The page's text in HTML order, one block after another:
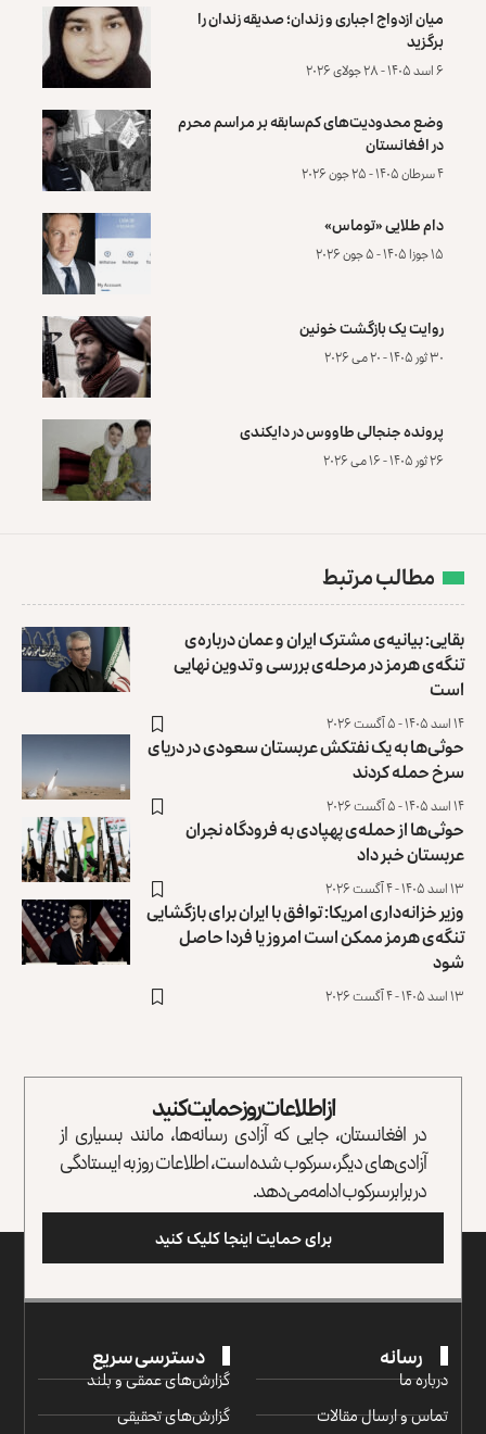
میان ازدواج اجباری و زندان؛ صدیقه زندان را
برگزید
۶ اسد ۱۴۰۵ - ۲۸ جولای ۲۰۲۶
وضع محدودیت‌های کم‌سابقه بر مراسم محرم
در افغانستان
۴ سرطان ۱۴۰۵ - ۲۵ جون ۲۰۲۶
دام طلایی «توماس»
۱۵ جوزا ۱۴۰۵ - ۵ جون ۲۰۲۶
روایت یک بازگشت خونین
۳۰ ثور ۱۴۰۵ - ۲۰ می ۲۰۲۶
پرونده‌ جنجالی طاووس در دایکندی
۲۶ ثور ۱۴۰۵ - ۱۶ می ۲۰۲۶
مطالب مرتبط
بقایی: بیانیه‌ی مشترک ایران و عمان درباره‌ی
تنگه‌ی هرمز در مرحله‌ی بررسی و تدوین نهایی
است
۱۴ اسد ۱۴۰۵ - ۵ آگست ۲۰۲۶
حوثی‌ها به یک نفتکش عربستان سعودی در دریای
سرخ حمله کردند
۱۴ اسد ۱۴۰۵ - ۵ آگست ۲۰۲۶
حوثی‌ها از حمله‌ی پهپادی به فرودگاه نجران
عربستان خبر داد
۱۳ اسد ۱۴۰۵ - ۴ آگست ۲۰۲۶
وزیر خزانه‌داری امریکا: توافق با ایران برای بازگشایی
تنگه‌ی هرمز ممکن است امروز یا فردا حاصل
شود
۱۳ اسد ۱۴۰۵ - ۴ آگست ۲۰۲۶
از اطلاعات روز حمایت کنید
در افغانستان، جایی که آزادی رسانه‌ها، مانند بسیاری از
آزادی‌های دیگر، سرکوب شده است، اطلاعات روز به ایستادگی
در برابر سرکوب ادامه می‌دهد.
برای حمایت اینجا کلیک کنید
رسانه
درباره ما
تماس و ارسال مقالات
دسترسی سریع
گزارش‌‌های عمقی و بلند
گزارش‌های تحقیقی